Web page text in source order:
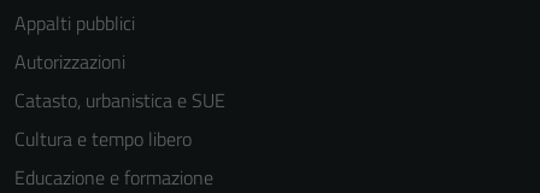
Appalti pubblici
Autorizzazioni
Catasto, urbanistica e SUE
Cultura e tempo libero
Educazione e formazione